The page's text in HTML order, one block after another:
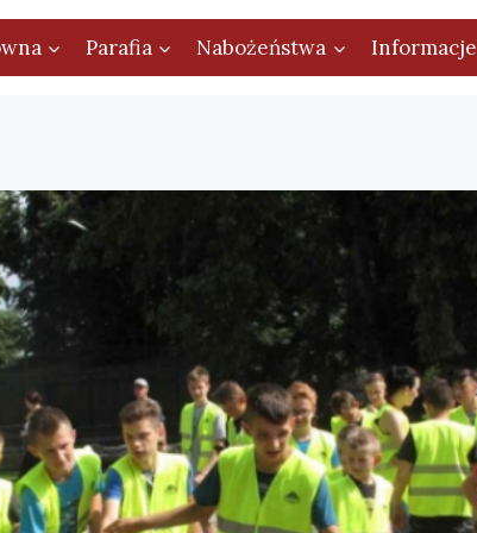
Parafia Nabożeństwa Informacje